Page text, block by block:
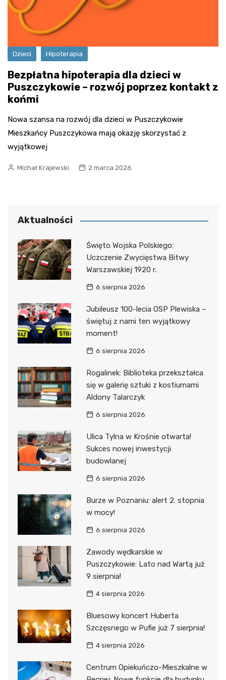
Dzieci Hipoterapia
Bezpłatna hipoterapia dla dzieci w
Puszczykowie – rozwój poprzez kontakt z
końmi
Nowa szansa na rozwój dla dzieci w Puszczykowie
Mieszkańcy Puszczykowa mają okazję skorzystać z
wyjątkowej
Michał Krajewski 2 marca 2026
Aktualności
Święto Wojska Polskiego:
Uczczenie Zwycięstwa Bitwy
Warszawskiej 1920 r.
6 sierpnia 2026
Jubileusz 100-lecia OSP Plewiska –
świętuj z nami ten wyjątkowy
moment!
6 sierpnia 2026
Rogalinek: Biblioteka przekształca
się w galerię sztuki z kostiumami
Aldony Talarczyk
6 sierpnia 2026
Ulica Tylna w Krośnie otwarta!
Sukces nowej inwestycji
budowlanej
6 sierpnia 2026
Burze w Poznaniu: alert 2. stopnia
w mocy!
6 sierpnia 2026
Zawody wędkarskie w
Puszczykowie: Lato nad Wartą już
9 sierpnia!
4 sierpnia 2026
Bluesowy koncert Huberta
Szczęsnego w Pufie już 7 sierpnia!
4 sierpnia 2026
Centrum Opiekuńczo-Mieszkalne w